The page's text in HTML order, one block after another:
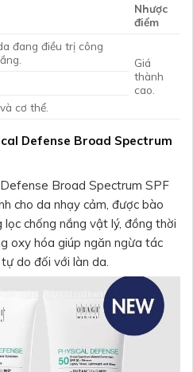
Nhược
điểm
đang điều trị công
Giá
thành
cao.
cơ thể.
Defense Broad Spectrum
Broad Spectrum SPF
cho da nhạy cảm, được bào
chống nắng vật lý, đồng thời
oxy hóa giúp ngăn ngừa tác
do đối với làn da.